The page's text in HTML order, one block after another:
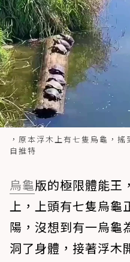
，原本浮木上有七隻烏龜，
自推特
烏龜版的極限體能王
上，上頭有七隻烏龜
陽，沒想到有一烏龜
洞了身體，接著浮木